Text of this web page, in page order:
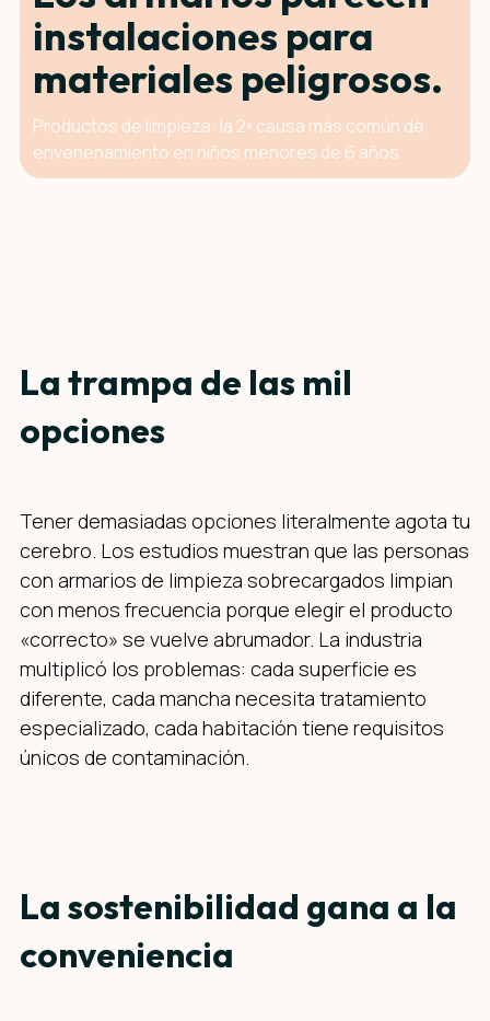
instalaciones para
materiales peligrosos.
Productos de limpieza: la 2ª causa más común de
envenenamiento en niños menores de 6 años
La trampa de las mil
opciones
Tener demasiadas opciones literalmente agota tu
cerebro. Los estudios muestran que las personas
con armarios de limpieza sobrecargados limpian
con menos frecuencia porque elegir el producto
«correcto» se vuelve abrumador. La industria
multiplicó los problemas: cada superficie es
diferente, cada mancha necesita tratamiento
especializado, cada habitación tiene requisitos
únicos de contaminación.
La sostenibilidad gana a la
conveniencia